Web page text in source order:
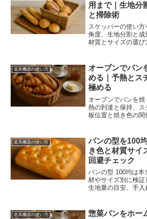
用まで｜生地分
と掃除術
スケッパーの使い
角度、生地分割と成
材質とサイズの選
道具機器の使い方
オーブンでパン
める｜予熱とス
極める
オーブンでパンを
熱の到達と保持、
板位置と焼き色の関
道具機器の使い方
パンの型を100
き色と材質サイ
回避チェック
パンの型 100均は
材やサイズ別に検
生地量の目安、手入
て満足の焼き上がり
道具機器の使い方
惣菜パンをホー